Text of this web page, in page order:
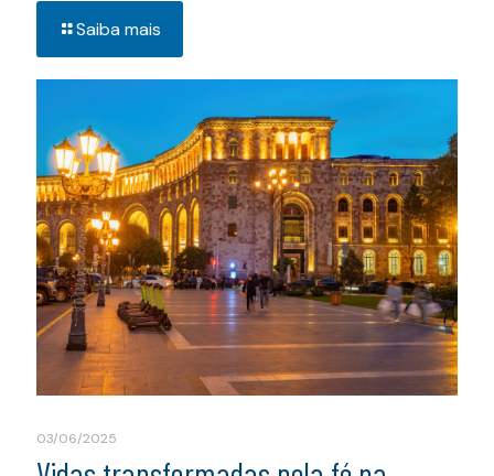
Saiba mais
03/06/2025